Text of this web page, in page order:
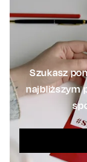
Szukasz
najbliższym